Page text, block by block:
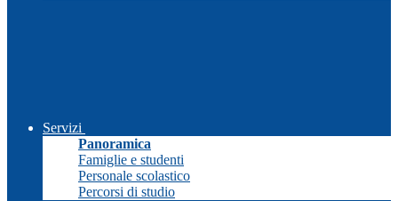
Servizi
Panoramica
Famiglie e studenti
Personale scolastico
Percorsi di studio